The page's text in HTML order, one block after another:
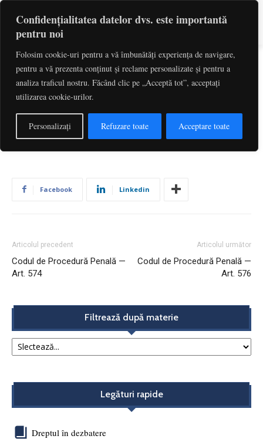
Confidențialitatea datelor dvs. este importantă
pentru noi
Folosim cookie-uri pentru a vă îmbunătăți experiența de navigare,
pentru a vă prezenta conținut și reclame personalizate și pentru a
analiza traficul nostru. Făcând clic pe „Acceptă tot”, acceptați
utilizarea cookie-urilor.
Personalizați Refuzare toate Acceptare toate
Codul de Procedură Penală —
Art. 575
De către Redactia iulie 1, 2026
Facebook Linkedin
Articolul precedent
Codul de Procedură Penală —
Art. 574
Articolul următor
Codul de Procedură Penală —
Art. 576
Filtrează după materie
Legături rapide
Dreptul în dezbatere